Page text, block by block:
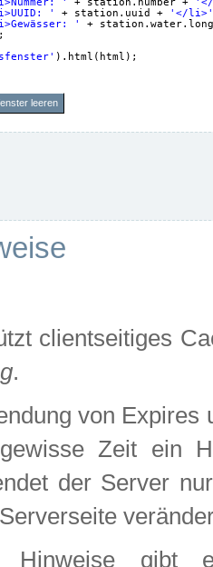
'
+ station.uuid +
'</li>'
'
+
;
).html(html);
leeren
clientseitiges
.
von
Zeit ein
der Server
Hinweise